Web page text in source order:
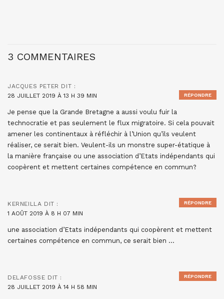
3 COMMENTAIRES
JACQUES PETER DIT :
28 JUILLET 2019 À 13 H 39 MIN
Je pense que la Grande Bretagne a aussi voulu fuir la
technocratie et pas seulement le flux migratoire. Si cela pouvait
amener les continentaux à réfléchir à l’Union qu’ils veulent
réaliser, ce serait bien. Veulent-ils un monstre super-étatique à
la manière française ou une association d’Etats indépendants qui
coopèrent et mettent certaines compétence en commun?
RÉPONDRE
KERNEILLA DIT :
1 AOÛT 2019 À 8 H 07 MIN
une association d’Etats indépendants qui coopèrent et mettent
certaines compétence en commun, ce serait bien …
RÉPONDRE
DELAFOSSE DIT :
28 JUILLET 2019 À 14 H 58 MIN
RÉPONDRE